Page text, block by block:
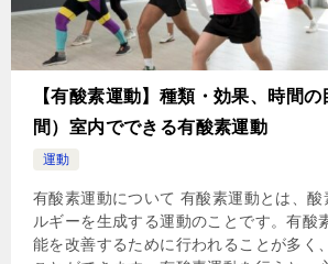
【有酸素運動】種類・効果、時間
間）室内でできる有酸素運動
運動
有酸素運動について 有酸素運動とは、酸
ルギーを生成する運動のことです。有酸
能を改善するために行われることが多く